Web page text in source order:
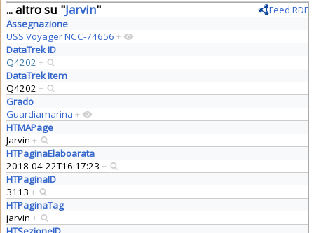
... altro su "Jarvin"
Feed RDF
Assegnazione
USS Voyager NCC-74656 +
DataTrek ID
Q4202 +
DataTrek Item
Q4202 +
Grado
Guardiamarina +
HTMAPage
Jarvin +
HTPaginaElaboarata
2018-04-22T16:17:23 +
HTPaginaID
3113 +
HTPaginaTag
jarvin +